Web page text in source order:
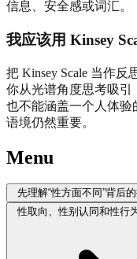
信息、安全感或词汇。
我应该用 Kinsey
把 Kinsey Scale 当作
你从光谱角度思考吸引
也不能涵盖一个人体
语境仍然重要。
Menu
先理解“性方面不同”背后
性取向、性别认同和性行